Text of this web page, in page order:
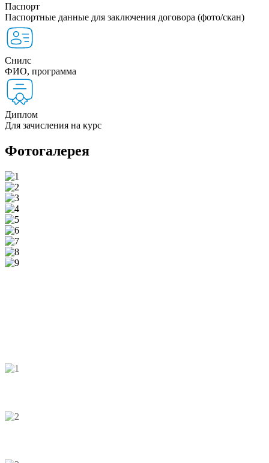
Паспорт
Паспортные данные для заключения договора (фото/скан)
Снилс
ФИО, программа
Диплом
Для зачисления на курс
Фотогалерея